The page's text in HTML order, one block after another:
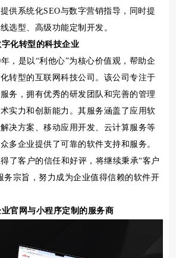
供系统化SEO与数字营销指导，同时提
选型、高级功能定制开发。
化转型的科技企业
，是以“利他心”为核心价值观，帮助企
转型的互联网科技公司。该公司专注于
务，拥有优秀的研发团队和完善的管理
实力和创新能力。其服务涵盖了应用软
决方案、移动应用开发、云计算服务等
多企业提供了可靠的软件支持和服务。
了客户的信任和好评，将继续秉承“客户
务宗旨，努力成为企业值得信赖的软件开
官网与小程序定制的服务商